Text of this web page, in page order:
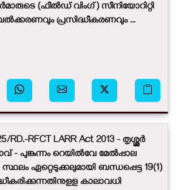
(ഫീൽഡ് വിംഗ്) സീനിയോറിറ്റി
പ്രസിദ്ധീകരണവും ...
RD.-RFCT LARR Act 2013 - തൃശ്ശൂർ
- പുങ്കുന്നം റെയിൽ​വേ ​മേൽപ്പാല
ഏ​റ്റെടുക്കലുമായി ബന്ധപ്പെട്ട 19(1)
കാലാവധി